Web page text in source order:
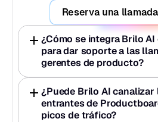
Reserva una
¿Cómo se integra Brilo
para dar soporte a las
gerentes de producto?
¿Puede Brilo AI canalizar
entrantes de
picos de tráfico?